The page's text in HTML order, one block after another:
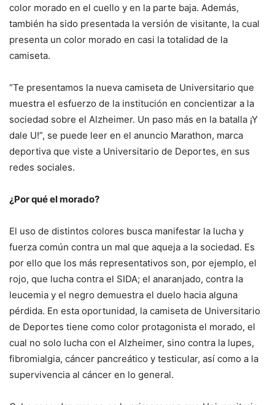
color morado en el cuello y en la parte baja. Además,
también ha sido presentada la versión de visitante, la cual
presenta un color morado en casi la totalidad de la
camiseta.
“Te presentamos la nueva camiseta de Universitario que
muestra el esfuerzo de la institución en concientizar a la
sociedad sobre el Alzheimer. Un paso más en la batalla ¡Y
dale U!”, se puede leer en el anuncio Marathon, marca
deportiva que viste a Universitario de Deportes, en sus
redes sociales.
¿Por qué el morado?
El uso de distintos colores busca manifestar la lucha y
fuerza común contra un mal que aqueja a la sociedad. Es
por ello que los más representativos son, por ejemplo, el
rojo, que lucha contra el SIDA; el anaranjado, contra la
leucemia y el negro demuestra el duelo hacia alguna
pérdida. En esta oportunidad, la camiseta de Universitario
de Deportes tiene como color protagonista el morado, el
cual no solo lucha con el Alzheimer, sino contra la lupes,
fibromialgia, cáncer pancreático y testicular, así como a la
supervivencia al cáncer en lo general.